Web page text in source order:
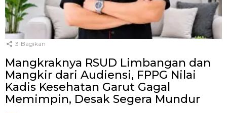
3 Bagikan
Mangkraknya RSUD Limbangan dan
Mangkir dari Audiensi, FPPG Nilai
Kadis Kesehatan Garut Gagal
Memimpin, Desak Segera Mundur